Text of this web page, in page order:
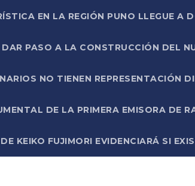
EN LA REGIÓN PUNO LLEGUE A
PASO A LA CONSTRUCCIÓN DEL
NO TIENEN REPRESENTACIÓN
DE LA PRIMERA EMISORA DE
KEIKO FUJIMORI EVIDENCIARÁ SI